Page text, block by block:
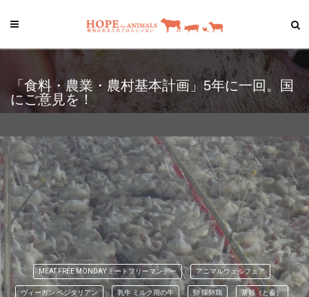
「食料・農業・農村基本計画」5年に一回。国
にご意見を！
MEAT FREE MONDAY ミートフリーマンデー アニマルウェルフェア
ヴィーガン ベジタリアン 乳牛 ミルク用の牛 卵 採卵鶏 屠殺（と畜）